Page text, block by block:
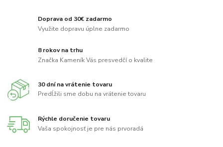
Doprava od 30€ zadarmo
Využite dopravu úplne zadarmo
8 rokov na trhu
Značka Kameník Vás presvedčí o kvalite
30 dní na vrátenie tovaru
Predĺžili sme dobu na vrátenie tovaru
Rýchle doručenie tovaru
Vaša spokojnosť je pre nás prvoradá